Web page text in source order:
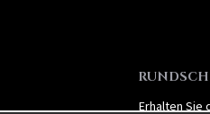
Erhalten Sie